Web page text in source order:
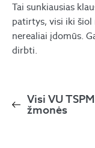
Tai sunkiausias
patirtys, visi iki šiol
nerealiai įdomūs.
dirbti.
Visi VU
žmonės